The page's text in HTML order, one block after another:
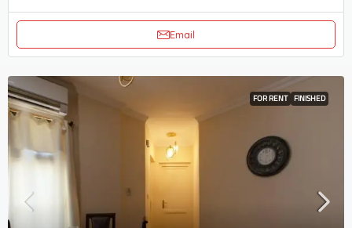
Email
FOR RENT FINISHED